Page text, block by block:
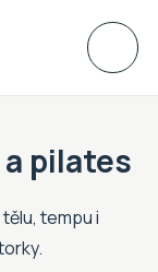
pilates
tempu i